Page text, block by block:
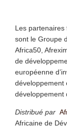
Les partenaires
sont le Groupe
Africa50,
de
européenne
développement
développement
Distribué par
Africaine de